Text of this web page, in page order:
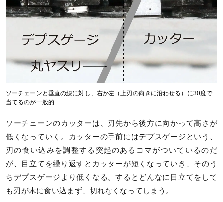
ソーチェーンと垂直の線に対し、右か左（上刃の向きに沿わせる）に30度で
当てるのが一般的
ソーチェーンのカッターは、刃先から後方に向かって高さが
低くなっていく。カッターの手前にはデプスゲージという、
刃の食い込みを調整する突起のあるコマがついているのだ
が、目立てを繰り返すとカッターが短くなっていき、そのう
ちデプスゲージより低くなる。するとどんなに目立てをして
も刃が木に食い込まず、切れなくなってしまう。